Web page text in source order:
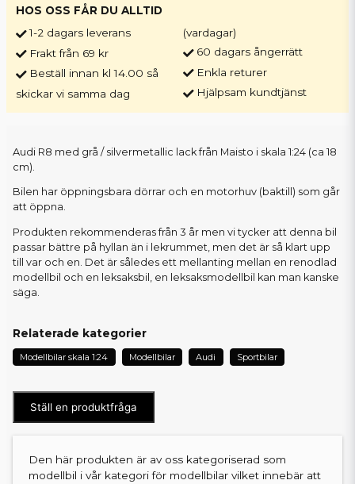
HOS OSS FÅR DU ALLTID
1-2 dagars leverans
Frakt från 69 kr
Beställ innan kl 14.00 så
skickar vi samma dag
(vardagar)
60 dagars ångerrätt
Enkla returer
Hjälpsam kundtjänst
Audi R8 med grå / silvermetallic lack från Maisto i skala 1:24 (ca 18
cm).
Bilen har öppningsbara dörrar och en motorhuv (baktill) som går
att öppna.
Produkten rekommenderas från 3 år men vi tycker att denna bil
passar bättre på hyllan än i lekrummet, men det är så klart upp
till var och en. Det är således ett mellanting mellan en renodlad
modellbil och en leksaksbil, en leksaksmodellbil kan man kanske
säga.
Relaterade kategorier
Modellbilar skala 1:24 Modellbilar Audi Sportbilar
Ställ en produktfråga
Den här produkten är av oss kategoriserad som
modellbil i vår kategori för modellbilar vilket innebär att